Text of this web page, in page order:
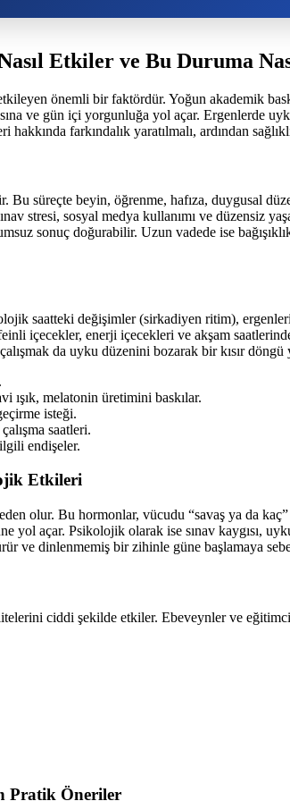
Etkiler ve Bu Duruma
önemli bir faktördür. Yoğun akademik
ve gün içi yorgunluğa yol açar. Ergenlerde
farkındalık yaratılmalı, ardından
Bu süreçte beyin, öğrenme, hafıza, duygusal
stresi, sosyal medya kullanımı ve düzensiz
sonuç doğurabilir. Uzun vadede ise
saatteki değişimler (sirkadiyen ritim),
içecekler, enerji içecekleri ve akşam
da uyku düzenini bozarak bir kısır döngü
ışık, melatonin üretimini baskılar.
isteği.
saatleri.
endişeler.
Etkileri
olur. Bu hormonlar, vücudu “savaş ya da
açar. Psikolojik olarak ise sınav kaygısı,
ve dinlenmemiş bir zihinle güne başlamaya
ciddi şekilde etkiler. Ebeveynler ve
Pratik Öneriler